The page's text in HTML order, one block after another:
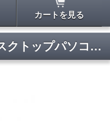
カートを見る
富士通ESPRIMO D582/Eデスクトップパソコン【Windows7 Pro 64bit 】